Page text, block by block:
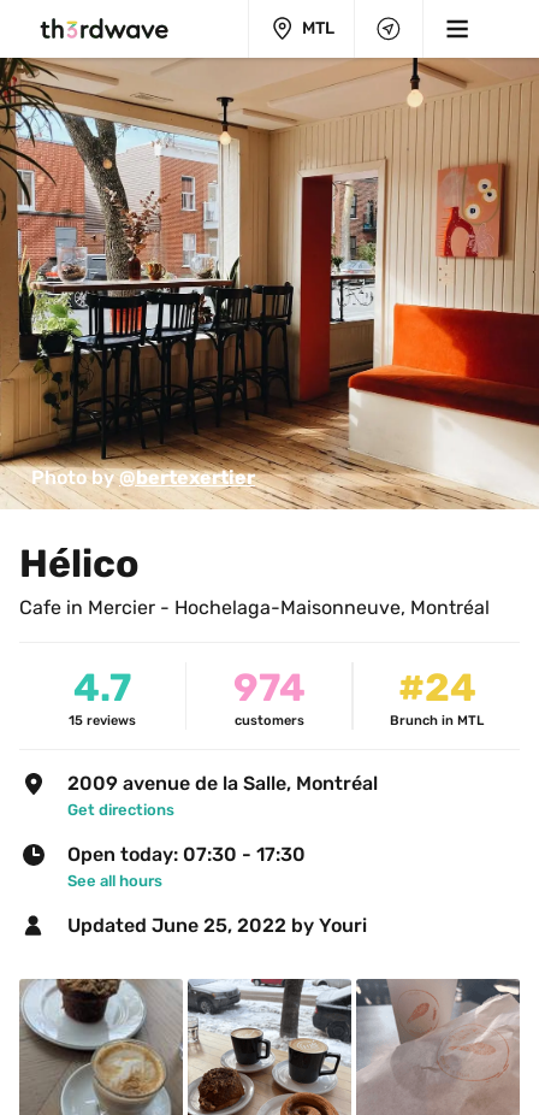
MTL
Photo by @bertexertier
Hélico
Cafe in Mercier - Hochelaga-Maisonneuve, Montréal
4.7
15 reviews
974
customers
#24
Brunch in MTL
2009 avenue de la Salle, Montréal
Get directions
Open today: 07:30 - 17:30
See all hours
Updated June 25, 2022 by Youri